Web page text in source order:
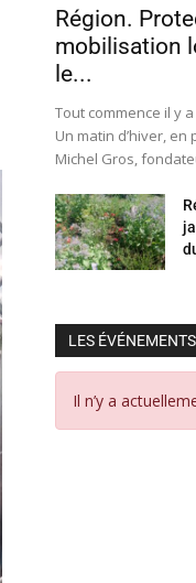
Région.
mobilisation
le...
Tout commence il y
Un matin d’hiver,
Michel Gros,
LES
Il n’y a